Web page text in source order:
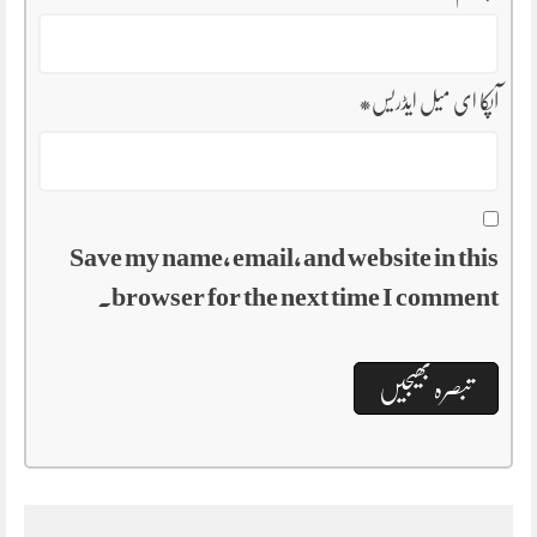
آپکا ای میل ایڈریس*
Save my name, email, and website in this
browser for the next time I comment.